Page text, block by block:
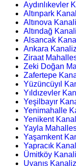
Aydınlıkevler
Altınpark
Altınova
Altındağ
Alsancak
Ankara
Ziraat
Zeki Doğan
Zafertepe
Yüzüncüyıl
Yıldızevler
Yeşilbayır
Yenimahalle
Yenikent
Yayla
Yaşamkent
Yapracık
Ümitköy
Uyanış